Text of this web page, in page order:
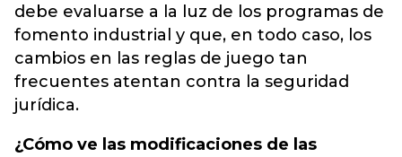
debe evaluarse a la luz de los programas de
fomento industrial y que, en todo caso, los
cambios en las reglas de juego tan
frecuentes atentan contra la seguridad
jurídica.
¿Cómo ve las modificaciones de las